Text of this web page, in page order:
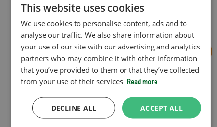
Geldigheidsperiode
voeg nog een vignet toe
This website uses cookies
We use cookies to personalise content, ads and to
analyse our traffic. We also share information about
your use of our site with our advertising and analytics
partners who may combine it with other information
that you’ve provided to them or that they’ve collected
from your use of their services. Read more
ACCEPT ALL
DECLINE ALL